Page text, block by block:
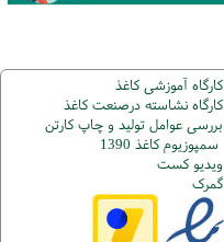
کارگاه آموزشی کاغذ
کارگاه نشاسته درصنعت کاغذ
بررسی عوامل تولید و چاپ کارتن
سمپوزیوم کاغذ 1390
ویدیو کست
گمرک